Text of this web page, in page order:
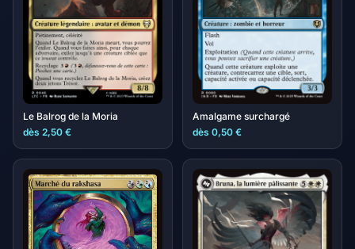
Le Balrog de la Moria
dès 2,50 €
Amalgame surchargé
dès 0,50 €